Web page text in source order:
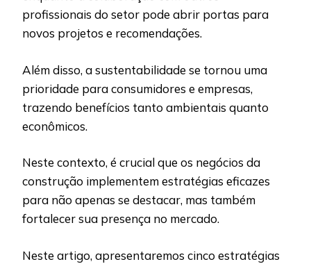
profissionais do setor pode abrir portas para
novos projetos e recomendações.
Além disso, a sustentabilidade se tornou uma
prioridade para consumidores e empresas,
trazendo benefícios tanto ambientais quanto
econômicos.
Neste contexto, é crucial que os negócios da
construção implementem estratégias eficazes
para não apenas se destacar, mas também
fortalecer sua presença no mercado.
Neste artigo, apresentaremos cinco estratégias